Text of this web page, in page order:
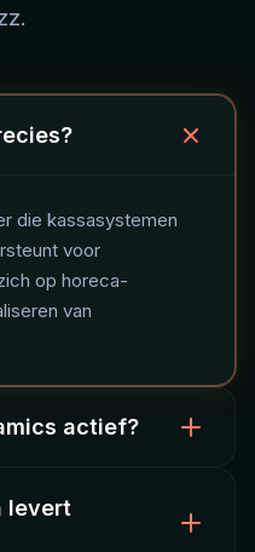
die kassasystemen
voor
op horeca-
van
actief?
en bedient
Nederland met
levert